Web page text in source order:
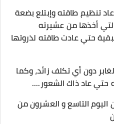
تنظيم طاقته وإبتلع بضعة
أخذها من عشيرته
حتي عادت طاقته لذروتها
دون أي تكلف زائد، وكما
حتي عاد ذاك الشعور....
اليوم التاسع و العشرون من